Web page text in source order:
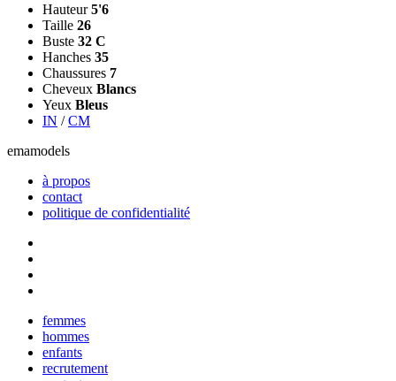
Hauteur 5'6
Taille 26
Buste 32 C
Hanches 35
Chaussures 7
Cheveux Blancs
Yeux Bleus
IN /CM
emamodels
à propos
contact
politique de confidentialité
Close
Menu
femmes
hommes
enfants
recrutement